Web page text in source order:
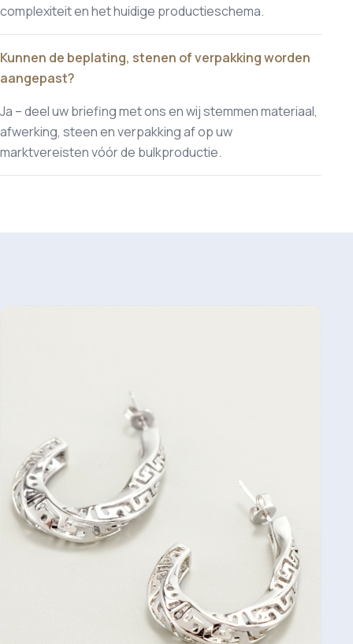
complexiteit en het huidige productieschema.
Kunnen de beplating, stenen of verpakking worden
aangepast?
Ja – deel uw briefing met ons en wij stemmen materiaal,
afwerking, steen en verpakking af op uw
marktvereisten vóór de bulkproductie.